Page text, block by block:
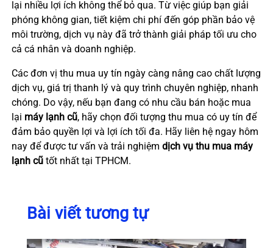
lại nhiều lợi ích không thể bỏ qua. Từ việc giúp bạn giải
phóng không gian, tiết kiệm chi phí đến góp phần bảo vệ
môi trường, dịch vụ này đã trở thành giải pháp tối ưu cho
cả cá nhân và doanh nghiệp.
Các đơn vị thu mua uy tín ngày càng nâng cao chất lượng
dịch vụ, giá trị thanh lý và quy trình chuyên nghiệp, nhanh
chóng. Do vậy, nếu bạn đang có nhu cầu bán hoặc mua
lại máy lạnh cũ, hãy chọn đối tượng thu mua có uy tín để
đảm bảo quyền lợi và lợi ích tối đa. Hãy liên hệ ngay hôm
nay để được tư vấn và trải nghiệm dịch vụ thu mua máy
lạnh cũtốt nhất tại TPHCM.
Bài viết tương tự